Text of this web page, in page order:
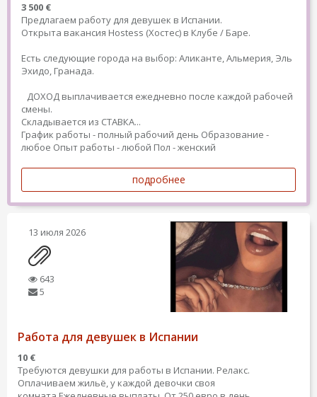
3 500 €
Предлагаем работу для девушек в Испании.
Открыта вакансия Hostess (Хостес) в Клубе / Баре.
Есть следующие города на выбор: Аликанте, Альмерия, Эль
Эхидо, Гранада.
ДОХОД выплачивается ежедневно после каждой рабочей
смены.
Складывается из СТАВКА...
График работы - полный рабочий день Образование -
любое Опыт работы - любой Пол - женский
подробнее
13 июля 2026
643
5
Работа для девушек в Испании
10 €
Требуются девушки для работы в Испании. Релакс.
Оплачиваем жильё, у каждой девочки своя